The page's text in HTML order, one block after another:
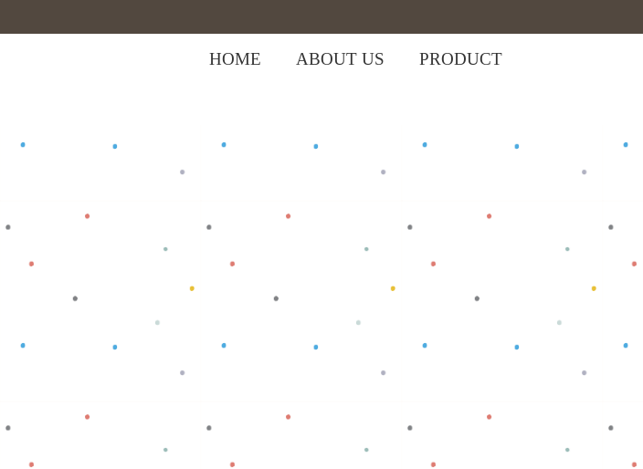
HOME ABOUT US PRODUCT
Shop> Celana Bayi Celana Panjang Superman